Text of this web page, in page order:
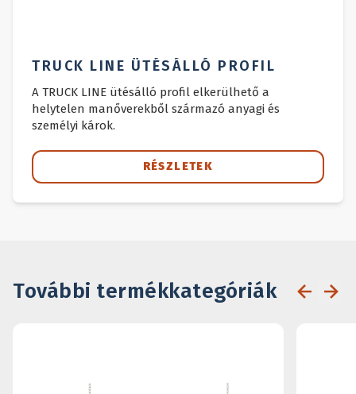
TRUCK LINE ÜTÉSÁLLÓ PROFIL
A TRUCK LINE ütésálló profil elkerülhető a
helytelen manőverekből származó anyagi és
személyi károk.
RÉSZLETEK
További termékkategóriák